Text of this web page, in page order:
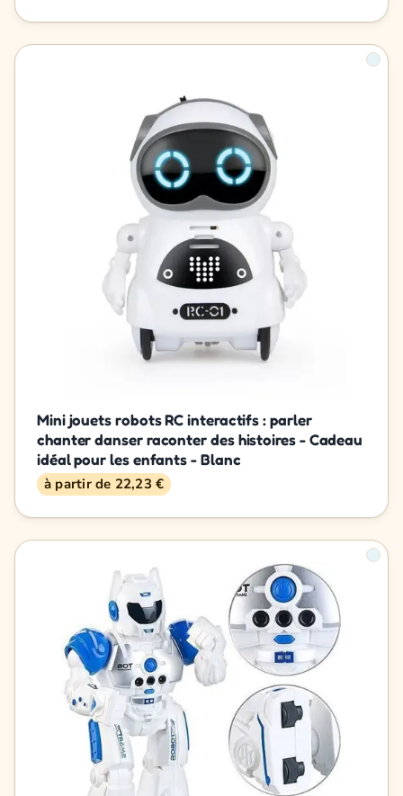
Mini jouets robots RC interactifs : parler
chanter danser raconter des histoires - Cadeau
idéal pour les enfants - Blanc
à partir de 22,23 €